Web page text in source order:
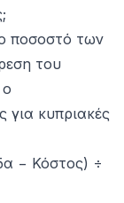
ποσοστό των
του
για κυπριακές
− Κόστος) ÷